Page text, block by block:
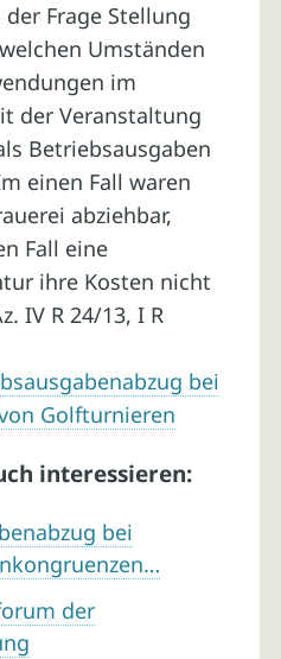
Frage Stellung
Umständen
im
der Veranstaltung
Betriebsausgaben
einen Fall waren
abziehbar,
Fall eine
ihre Kosten nicht
IV R 24/13, I R
bei
Golfturnieren
interessieren:
bei
der